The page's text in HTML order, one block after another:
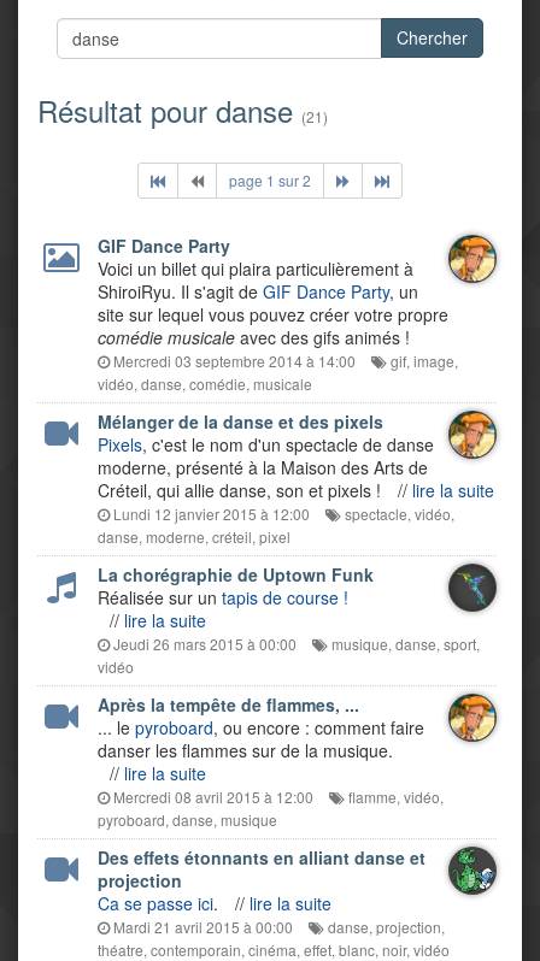
Chercher
Résultat pour danse (21)
page 1 sur 2
GIF Dance Party
Voici un billet qui plaira particulièrement à
ShiroiRyu. Il s'agit de GIF Dance Party, un
site sur lequel vous pouvez créer votre propre
comédie musicale avec des gifs animés !
Mercredi 03 septembre 2014 à 14:00 gif, image,
vidéo, danse, comédie, musicale
Mélanger de la danse et des pixels
Pixels, c'est le nom d'un spectacle de danse
moderne, présenté à la Maison des Arts de
Créteil, qui allie danse, son et pixels !
// lire la suite
Lundi 12 janvier 2015 à 12:00 spectacle, vidéo,
danse, moderne, créteil, pixel
La chorégraphie de Uptown Funk
Réalisée sur un tapis de course !
// lire la suite
Jeudi 26 mars 2015 à 00:00 musique, danse, sport,
vidéo
Après la tempête de flammes, ...
... le pyroboard, ou encore : comment faire
danser les flammes sur de la musique.
// lire la suite
Mercredi 08 avril 2015 à 12:00 flamme, vidéo,
pyroboard, danse, musique
Des effets étonnants en alliant danse et
projection
Ca se passe ici. // lire la suite
Mardi 21 avril 2015 à 00:00 danse, projection,
théatre, contemporain, cinéma, effet, blanc, noir, vidéo